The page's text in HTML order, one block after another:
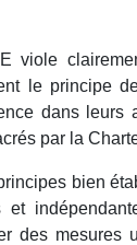
viole
le principe
dans leurs
par la
bien
et
des